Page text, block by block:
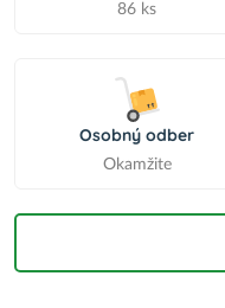
86 ks
Osobný odber
Okamžite